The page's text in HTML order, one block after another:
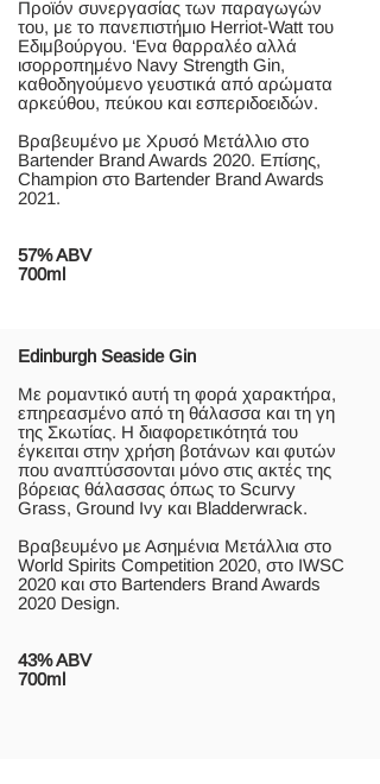
Προϊόν συνεργασίας των παραγωγών
του, με το πανεπιστήμιο Herriot-Watt του
Εδιμβούργου. ‘Ενα θαρραλέο αλλά
ισορροπημένο Navy Strength Gin,
καθοδηγούμενο γευστικά από αρώματα
αρκεύθου, πεύκου και εσπεριδοειδών.
Βραβευμένο με Χρυσό Μετάλλιο στο
Bartender Brand Awards 2020. Επίσης,
Champion στο Bartender Brand Awards
2021.
57% ABV
700ml
Edinburgh Seaside Gin
Με ρομαντικό αυτή τη φορά χαρακτήρα,
επηρεασμένο από τη θάλασσα και τη γη
της Σκωτίας. Η διαφορετικότητά του
έγκειται στην χρήση βοτάνων και φυτών
που αναπτύσσονται μόνο στις ακτές της
βόρειας θάλασσας όπως το Scurvy
Grass, Ground Ivy και Bladderwrack.
Βραβευμένο με Ασημένια Μετάλλια στο
World Spirits Competition 2020, στο IWSC
2020 και στο Bartenders Brand Awards
2020 Design.
43% ABV
700ml